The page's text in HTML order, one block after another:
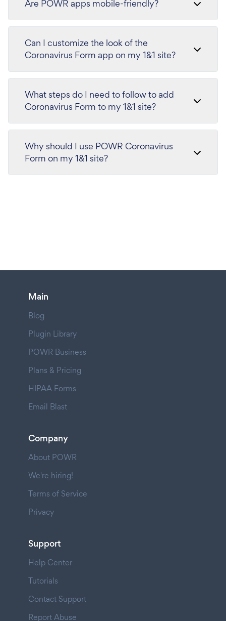
Are POWR apps mobile-friendly?
Can I customize the look of the
Coronavirus Form app on my 1&1 site?
What steps do I need to follow to add
Coronavirus Form to my 1&1 site?
Why should I use POWR Coronavirus
Form on my 1&1 site?
Main
Blog
Plugin Library
POWR Business
Plans & Pricing
HIPAA Forms
Email Blast
Company
About POWR
We're hiring!
Terms of Service
Privacy
Support
Help Center
Tutorials
Contact Support
Report Abuse